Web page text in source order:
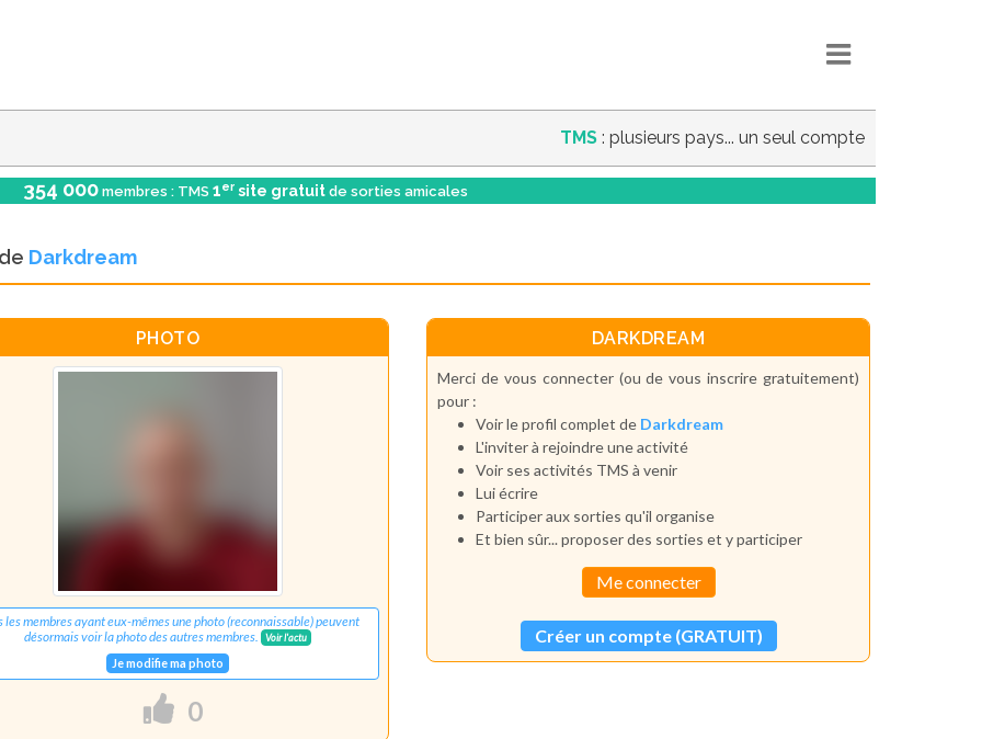
TMS : plusieurs pays... un seul compte
354 000 membres : TMS 1er site gratuit de sorties amicales
Darkdream
PHOTO
les membres ayant eux-mêmes une photo (reconnaissable) peuvent
désormais voir la photo des autres membres.
Voir l'actu
Je modifie ma photo
0
DARKDREAM
Merci de vous connecter (ou de vous inscrire gratuitement)
pour :
Voir le profil complet de Darkdream
L'inviter à rejoindre une activité
Voir ses activités TMS à venir
Lui écrire
Participer aux sorties qu'il organise
Et bien sûr... proposer des sorties et y participer
Me connecter
Créer un compte (GRATUIT)